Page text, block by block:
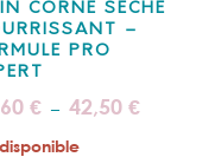
CORNE SÈCHE
–
PRO
€ – 42,50 €Plage
de